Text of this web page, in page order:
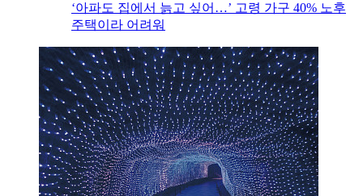
‘아파도 집에서 늙고 싶어…’ 고령 가구 40% 노후
주택이라 어려워